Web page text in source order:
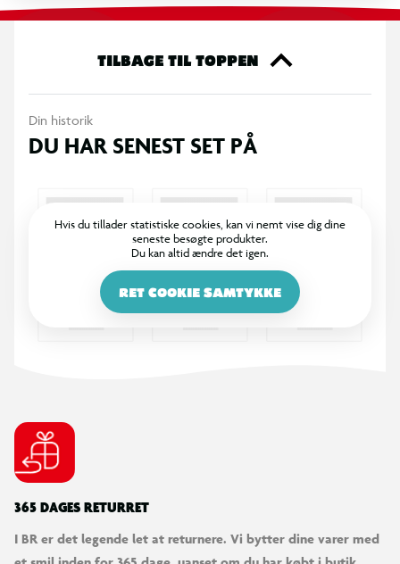
TILBAGE TIL TOPPEN
Din historik
DU HAR SENEST SET PÅ
Hvis du tillader statistiske cookies, kan vi nemt vise dig dine
seneste besøgte produkter.
Du kan altid ændre det igen.
RET COOKIE SAMTYKKE
365 DAGES RETURRET
I BR er det legende let at returnere. Vi bytter dine varer med